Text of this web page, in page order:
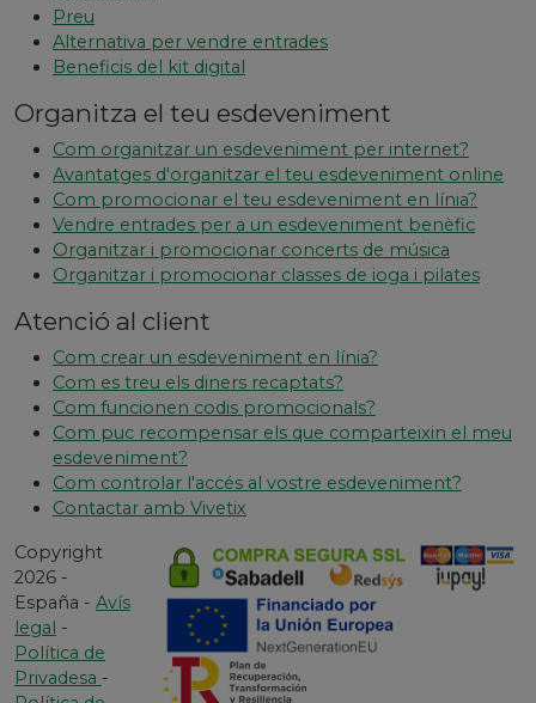
Preu
Alternativa per vendre entrades
Beneficis del kit digital
Organitza el teu esdeveniment
Com organitzar un esdeveniment per internet?
Avantatges d'organitzar el teu esdeveniment online
Com promocionar el teu esdeveniment en línia?
Vendre entrades per a un esdeveniment benèfic
Organitzar i promocionar concerts de música
Organitzar i promocionar classes de ioga i pilates
Atenció al client
Com crear un esdeveniment en línia?
Com es treu els diners recaptats?
Com funcionen codis promocionals?
Com puc recompensar els que comparteixin el meu
esdeveniment?
Com controlar l'accés al vostre esdeveniment?
Contactar amb Vivetix
Copyright
2026 -
España - Avís
legal -
Política de
Privadesa -